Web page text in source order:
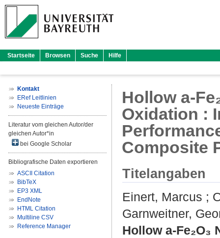
Startseite Browsen Suche Hilfe
Kontakt
ERef Leitlinien
Neueste Einträge
Literatur vom gleichen Autor/der
gleichen Autor*in
bei Google Scholar
Bibliografische Daten exportieren
ASCII Citation
BibTeX
EP3 XML
EndNote
HTML Citation
Multiline CSV
Reference Manager
Hollow a-
Oxidation :
Composite
Titelangaben
Einert, Marcus ;
Garnweitner,
Hollow a-